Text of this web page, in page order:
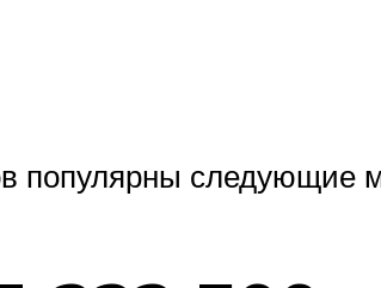
популярны следующие